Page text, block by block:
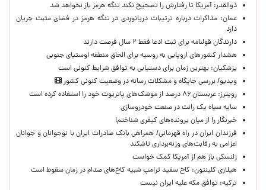
ذوالقدر: آمریکا تا رفتارش را تصحیح نکند تنگه هرمز باز نخواهد شد
عمان: مذاکرات درباره ترتیبات دریانوردی در تنگه هرمز در فضای مثبت جریان
دارد
دارندگان قولنامه برای ثبت ادعا فقط ۲ سال فرصت دارند
هشدار کشورهای اروپایی به روسیه برای الحاق منطقه اوستیای جنوبی
پزشکیان‌: بهترین زمان برای دستیابی به توافق شرایط کنونی است
ویدیو/ بررسی جایگاه و مشکلات رسانه در وضعیت کنونی کشور
رویترز: عربستان ۸۶ درصد از موشک‌های پاتریوت خود را استفاده کرده است
سایه سیاه یک رانت در صنعت خودروسازی
خبرنگار را از میان پرونده‌های کیفری شناختم!
​فرزندان ایران در راه قهرمانی/ همراهی بانک صادرات ایران با نوجوانان و جوانان
اعزامی به رقابت‌های وزنه‌برداری تاشکند
زلنسکی باز هم از آمریکا کمک خواست
هیلاری کلینتون: کاخ سفید ترامپ شبیه کاخ‌های صدام در زمان سقوط است
ترکیه: توافق مکه علیه ایران نیست